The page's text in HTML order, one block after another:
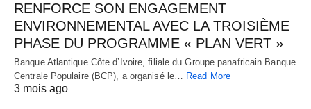
RENFORCE SON ENGAGEMENT
ENVIRONNEMENTAL AVEC LA TROISIÈME
PHASE DU PROGRAMME « PLAN VERT »
Banque Atlantique Côte d’Ivoire, filiale du Groupe panafricain Banque
Centrale Populaire (BCP), a organisé le… Read More
3 mois ago